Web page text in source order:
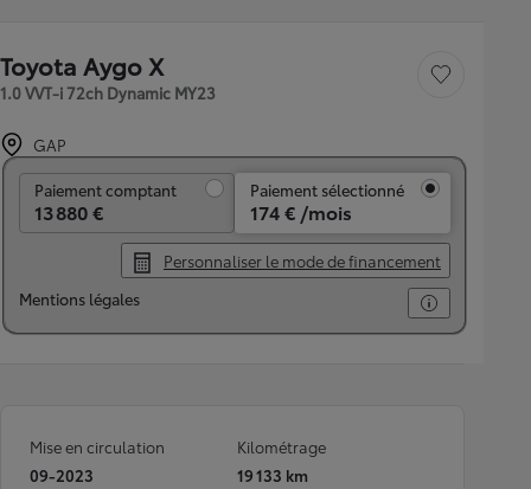
Toyota Aygo X
1.0 VVT-i 72ch Dynamic MY23
Sauvegarder le
GAP
Paiement comptant
13 880 €
Paiement sélectionné
174 € /mois
Personnaliser le mode de financement
Mentions légales
Mise en circulation
09-2023
Kilométrage
19 133 km